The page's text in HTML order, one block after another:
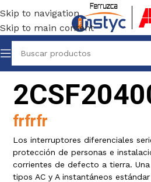
Skip to navigation
Skip to main content
frfrfr
Los interruptores diferenciales
protección de personas e
corrientes de defecto a tierra.
tipos AC y A instantáneos